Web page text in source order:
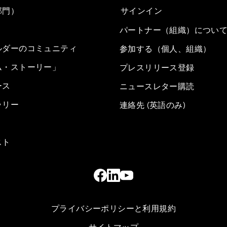
）
ーのコミュニティ
ストーリー」
リー
サインイン
パートナー（組織）につい
参加する（個人、組織）
プレスリリース登録
ニュースレター購読
連絡先 (英語のみ)
プライバシーポリシーと利用規約